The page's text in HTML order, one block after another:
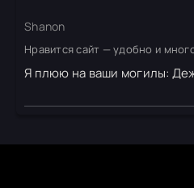
Shanon
Нравится сайт — удобно и
Я плюю на ваши могилы: